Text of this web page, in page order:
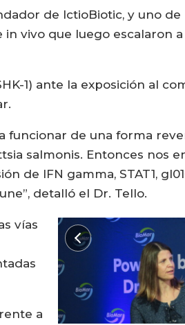
de IctioBiotic, y uno
vivo que luego escalaron a
1) ante la exposición al
funcionar de una forma
salmonis. Entonces nos
de IFN gamma, STAT1,
detalló el Dr. Tello.
vías
a